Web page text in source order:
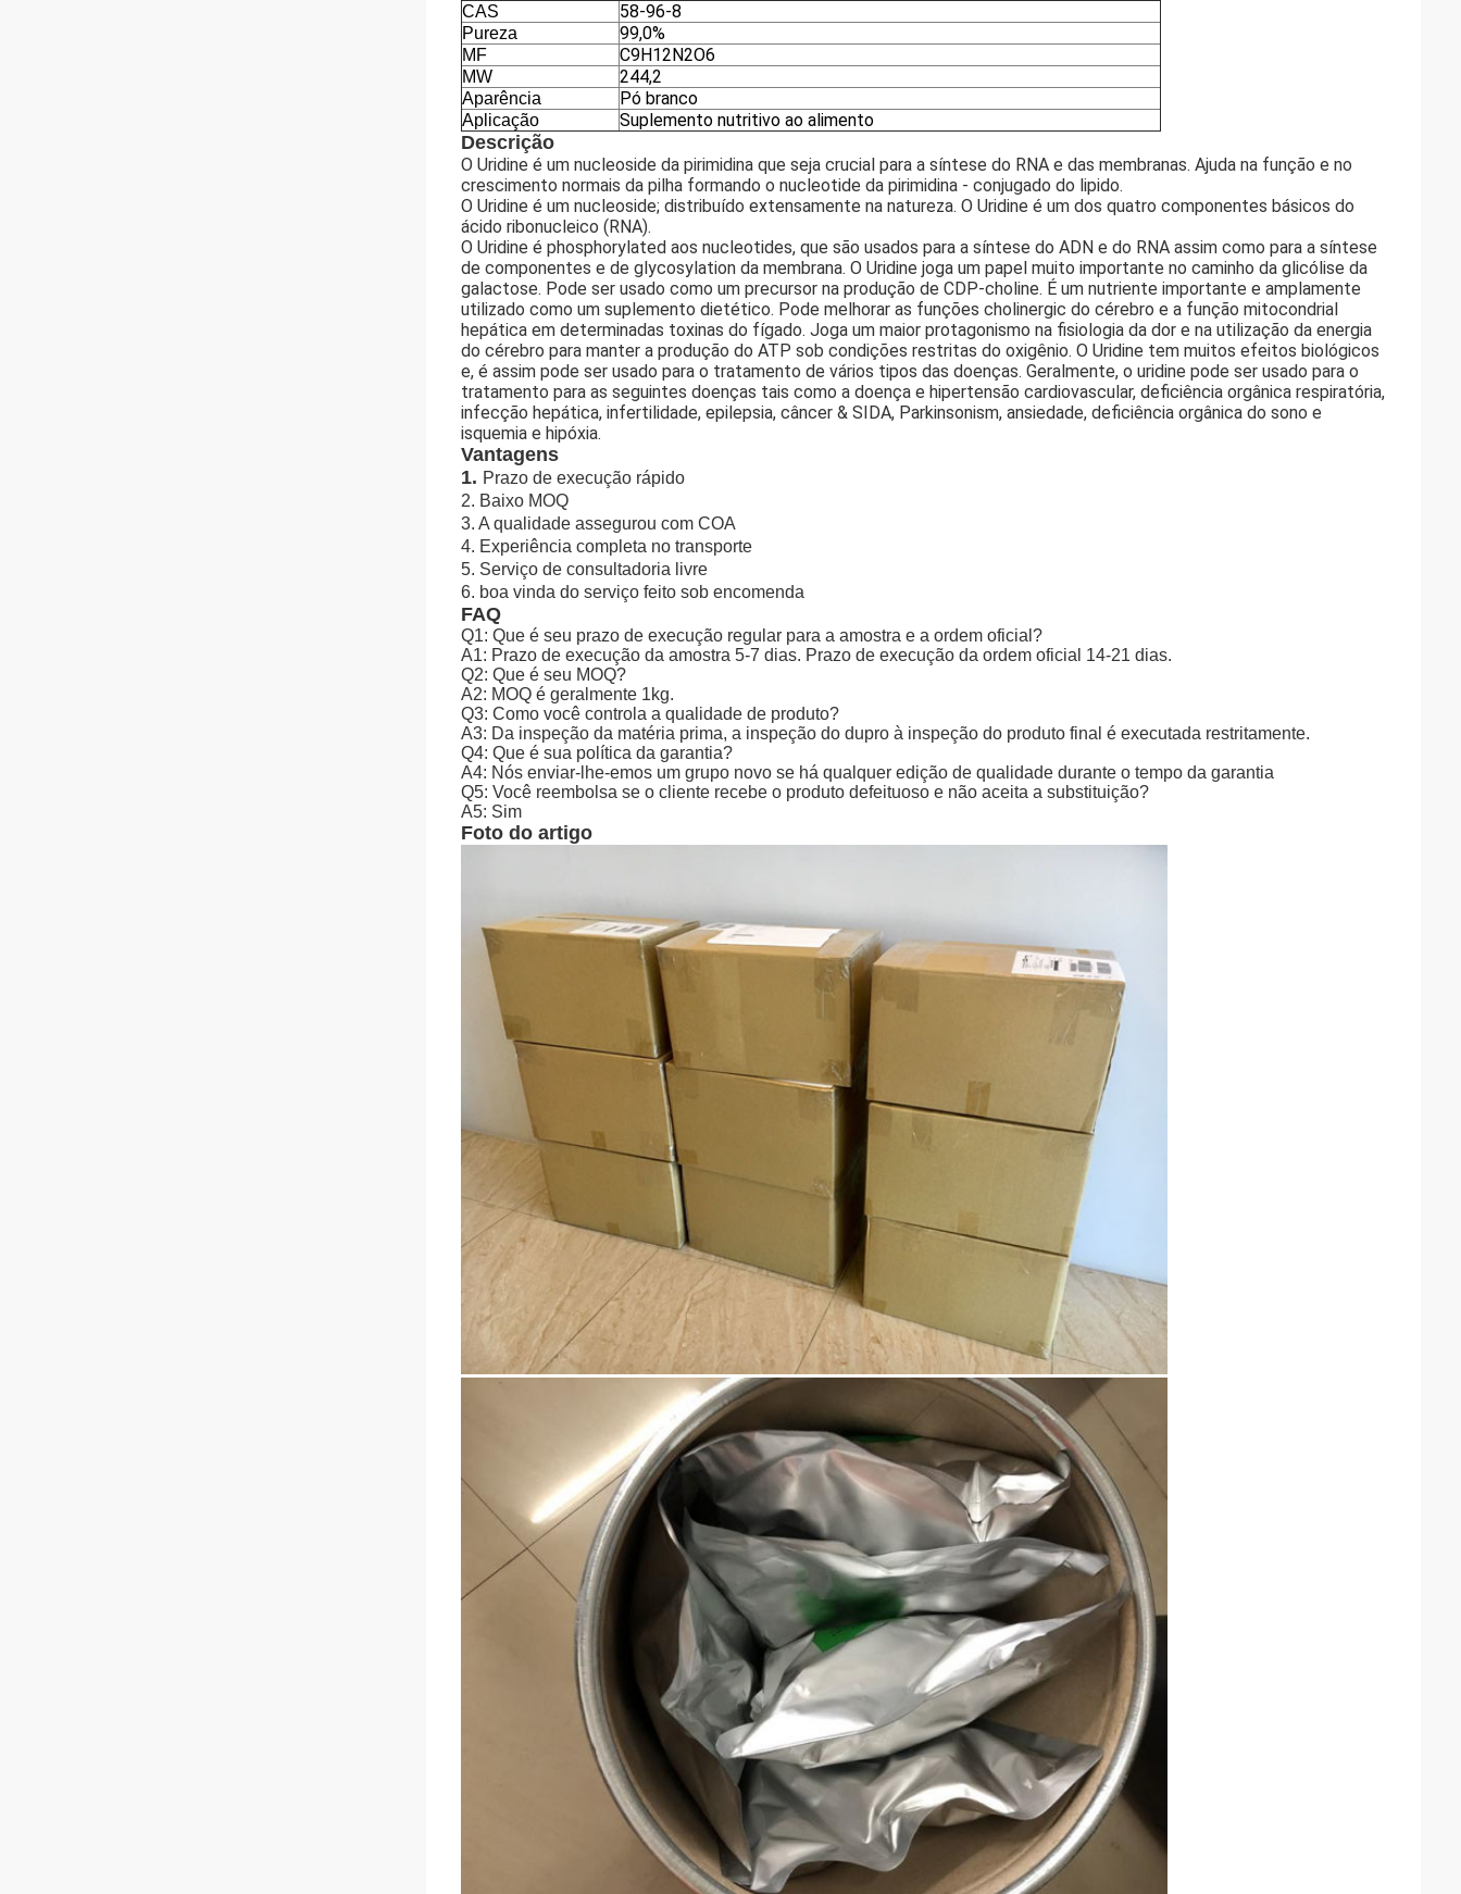
CAS 58-96-8
Pureza 99,0%
MF C9H12N2O6
MW 244,2
Aparência Pó branco
Aplicação Suplemento nutritivo ao alimento
Descrição
O Uridine é um nucleoside da pirimidina que seja crucial para a síntese do RNA e das membranas. Ajuda na função e no
crescimento normais da pilha formando o nucleotide da pirimidina - conjugado do lipido.
O Uridine é um nucleoside; distribuído extensamente na natureza. O Uridine é um dos quatro componentes básicos do
ácido ribonucleico (RNA).
O Uridine é phosphorylated aos nucleotides, que são usados para a síntese do ADN e do RNA assim como para a síntese
de componentes e de glycosylation da membrana. O Uridine joga um papel muito importante no caminho da glicólise da
galactose. Pode ser usado como um precursor na produção de CDP-choline. É um nutriente importante e amplamente
utilizado como um suplemento dietético. Pode melhorar as funções cholinergic do cérebro e a função mitocondrial
hepática em determinadas toxinas do fígado. Joga um maior protagonismo na fisiologia da dor e na utilização da energia
do cérebro para manter a produção do ATP sob condições restritas do oxigênio. O Uridine tem muitos efeitos biológicos
e, é assim pode ser usado para o tratamento de vários tipos das doenças. Geralmente, o uridine pode ser usado para o
tratamento para as seguintes doenças tais como a doença e hipertensão cardiovascular, deficiência orgânica respiratória,
infecção hepática, infertilidade, epilepsia, câncer & SIDA, Parkinsonism, ansiedade, deficiência orgânica do sono e
isquemia e hipóxia.
Vantagens
1. Prazo de execução rápido
2. Baixo MOQ
3. A qualidade assegurou com COA
4. Experiência completa no transporte
5. Serviço de consultadoria livre
6. boa vinda do serviço feito sob encomenda
FAQ
Q1: Que é seu prazo de execução regular para a amostra e a ordem oficial?
A1: Prazo de execução da amostra 5-7 dias. Prazo de execução da ordem oficial 14-21 dias.
Q2: Que é seu MOQ?
A2: MOQ é geralmente 1kg.
Q3: Como você controla a qualidade de produto?
A3: Da inspeção da matéria prima, a inspeção do dupro à inspeção do produto final é executada restritamente.
Q4: Que é sua política da garantia?
A4: Nós enviar-lhe-emos um grupo novo se há qualquer edição de qualidade durante o tempo da garantia
Q5: Você reembolsa se o cliente recebe o produto defeituoso e não aceita a substituição?
A5: Sim
Foto do artigo